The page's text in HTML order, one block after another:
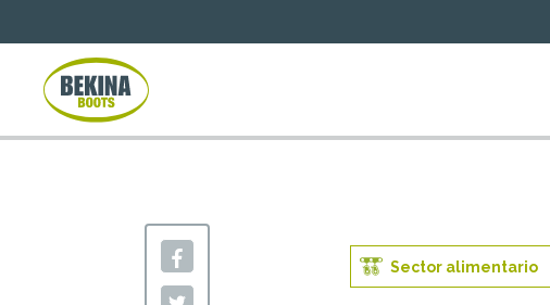
Sector alimentario